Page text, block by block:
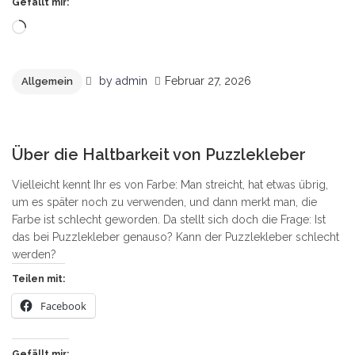
Gefällt mir:
Wird
Allgemein by admin Februar 27, 2026
Über die Haltbarkeit von Puzzlekleber
Vielleicht kennt Ihr es von Farbe: Man streicht, hat etwas übrig,
um es später noch zu verwenden, und dann merkt man, die
Farbe ist schlecht geworden. Da stellt sich doch die Frage: Ist
das bei Puzzlekleber genauso? Kann der Puzzlekleber schlecht
werden?
Teilen mit:
Facebook